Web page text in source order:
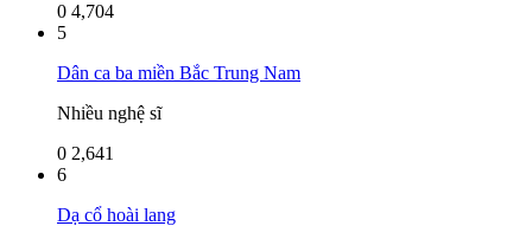
0 4,704
5
Dân ca ba miền Bắc Trung Nam
Nhiều nghệ sĩ
0 2,641
6
Dạ cổ hoài lang